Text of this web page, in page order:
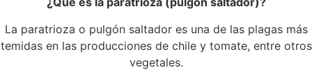
La paratrioza o pulgón saltador es una de las plagas más
temidas en las producciones de chile y tomate, entre otros
vegetales.